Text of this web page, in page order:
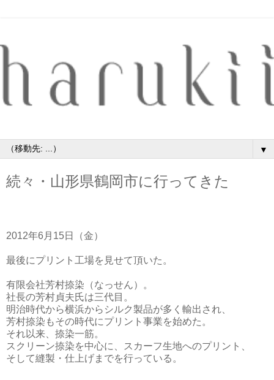
▼
続々・山形県鶴岡市に行ってきた
2012年6月15日（金）
最後にプリント工場を見せて頂いた。
有限会社芳村捺染（なっせん）。
社長の芳村貞夫氏は三代目。
明治時代から横浜からシルク製品が多く輸出され、
芳村捺染もその時代にプリント事業を始めた。
それ以来、捺染一筋。
スクリーン捺染を中心に、スカーフ生地へのプリント、
そして縫製・仕上げまでを行っている。